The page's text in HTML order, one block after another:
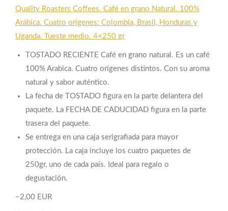
Quality Roasters Coffees. Café en grano Natural. 100%
Arábica. Cuatro orígenes: Colombia, Brasil, Honduras y
Uganda. Tueste medio. 4×250 gr
TOSTADO RECIENTE Café en grano natural. Es un café
100% Arabica. Cuatro orígenes distintos. Con su aroma
natural y sabor auténtico.
La fecha de TOSTADO figura en la parte delantera del
paquete. La FECHA DE CADUCIDAD figura en la parte
trasera del paquete.
Se entrega en una caja serigrafiada para mayor
protección. La caja incluye los cuatro paquetes de
250gr, uno de cada país. Ideal para regalo o
degustación.
−2,00 EUR